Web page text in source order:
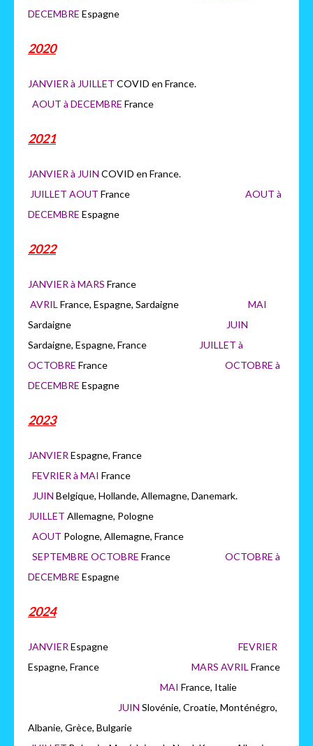
DECEMBRE Espagne
2020
JANVIER à JUILLET COVID en France.
AOUT à DECEMBRE France
2021
JANVIER à JUIN COVID en France.
JUILLET AOUT France AOUT à
DECEMBRE Espagne
2022
JANVIER à MARS France
AVRIL France, Espagne, Sardaigne MAI
Sardaigne
JUIN
Sardaigne, Espagne, France
JUILLET à
OCTOBRE France OCTOBRE à
DECEMBRE Espagne
2023
JANVIER Espagne, France
FEVRIER à MAI France
JUIN Belgique, Hollande, Allemagne, Danemark.
JUILLET Allemagne, Pologne
AOUT Pologne, Allemagne, France
SEPTEMBRE OCTOBRE France OCTOBRE à
DECEMBRE Espagne
2024
JANVIER Espagne FEVRIER
Espagne, France MARS AVRIL France
MAI France, Italie
JUIN Slovénie, Croatie, Monténégro,
Albanie, Grèce, Bulgarie